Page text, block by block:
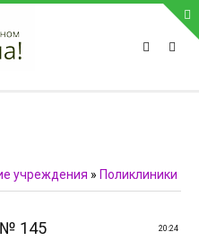
САЙТЕ
учреждения » Поликлиники
20:24
№ 145